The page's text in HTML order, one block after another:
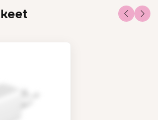
mahdollistaa päivittäin
joilla saat tehtäväsi